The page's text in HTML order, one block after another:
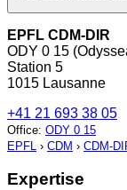
EPFL CDM-DIR
ODY 0 15
Station 5
1015 Lausanne
+41 21 693 38 05
Office: ODY 0 15
EPFL › CDM › CDM-
Expertise